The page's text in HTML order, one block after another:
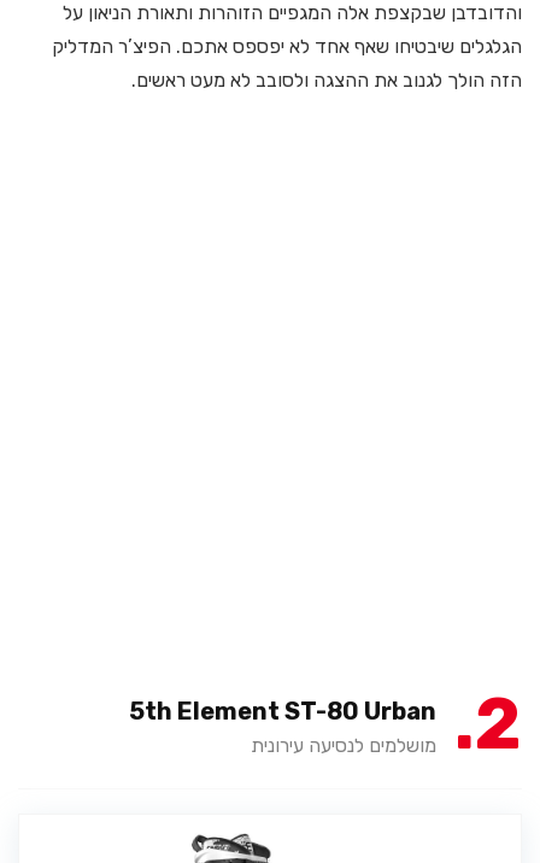
והדובדבן שבקצפת אלה המגפיים הזוהרות ותאורת הניאון על
הגלגלים שיבטיחו שאף אחד לא יפספס אתכם. הפיצ’ר המדליק
הזה הולך לגנוב את ההצגה ולסובב לא מעט ראשים.
2
5th Element ST-80 Urban
מושלמים לנסיעה עירונית